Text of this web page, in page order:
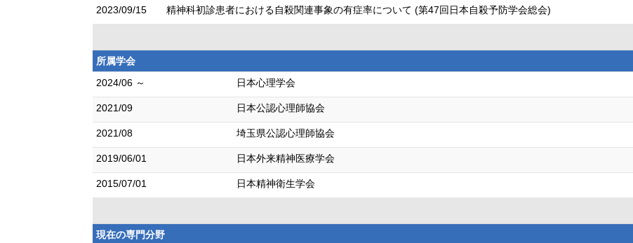
2023/09/15 精神科初診患者における自殺関連事象の有症率について (第47回日本自殺予防学会総会)
所属学会
2024/06 ～
日本心理学会
2021/09 日本公認心理師協会
2021/08 埼玉県公認心理師協会
2019/06/01 日本外来精神医療学会
2015/07/01 日本精神衛生学会
現在の専門分野